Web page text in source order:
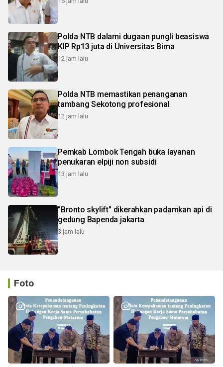
Polda NTB dalami dugaan pungli beasiswa
KIP Rp13 juta di Universitas Bima
12 jam lalu
Polda NTB memastikan penanganan
tambang Sekotong profesional
12 jam lalu
Pemkab Lombok Tengah buka layanan
penukaran elpiji non subsidi
13 jam lalu
"Bronto skylift" dikerahkan padamkan api di
gedung Bapenda jakarta
3 jam lalu
Foto